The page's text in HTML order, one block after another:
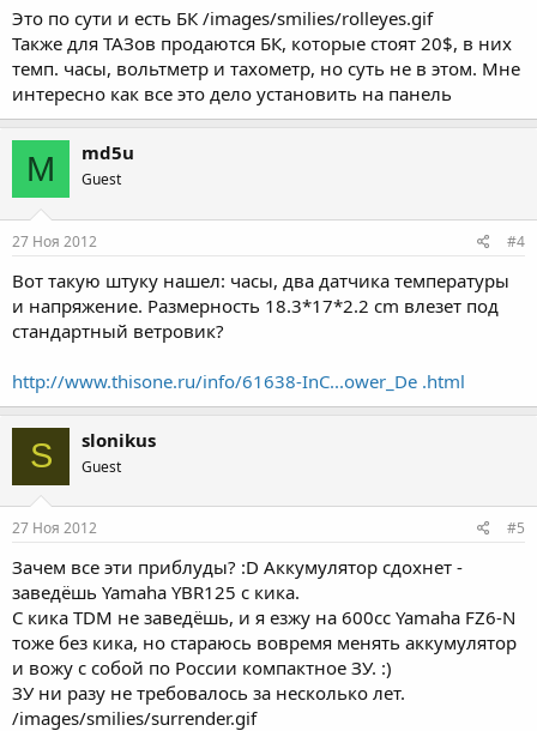
Это по сути и есть БК /images/smilies/rolleyes.gif
Также для ТАЗов продаются БК, которые стоят 20$, в них
темп. часы, вольтметр и тахометр, но суть не в этом. Мне
интересно как все это дело установить на панель
M md5u
Guest
27 Ноя 2012 #4
Вот такую штуку нашел: часы, два датчика температуры
и напряжение. Размерность 18.3*17*2.2 cm влезет под
стандартный ветровик?
http://www.thisone.ru/info/61638-InC...ower_De .html
S slonikus
Guest
27 Ноя 2012 #5
Зачем все эти приблуды? :D Аккумулятор сдохнет -
заведёшь Yamaha YBR125 с кика.
С кика TDM не заведёшь, и я езжу на 600сс Yamaha FZ6-N
тоже без кика, но стараюсь вовремя менять аккумулятор
и вожу с собой по России компактное ЗУ. :)
ЗУ ни разу не требовалось за несколько лет.
/images/smilies/surrender.gif